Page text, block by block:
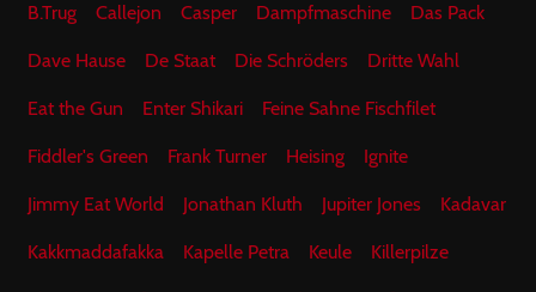
B.Trug Callejon Casper Dampfmaschine Das Pack
Dave Hause De Staat Die Schröders Dritte Wahl
Eat the Gun Enter Shikari Feine Sahne Fischfilet
Fiddler's Green Frank Turner Heising Ignite
Jimmy Eat World Jonathan Kluth Jupiter Jones Kadavar
Kakkmaddafakka Kapelle Petra Keule Killerpilze